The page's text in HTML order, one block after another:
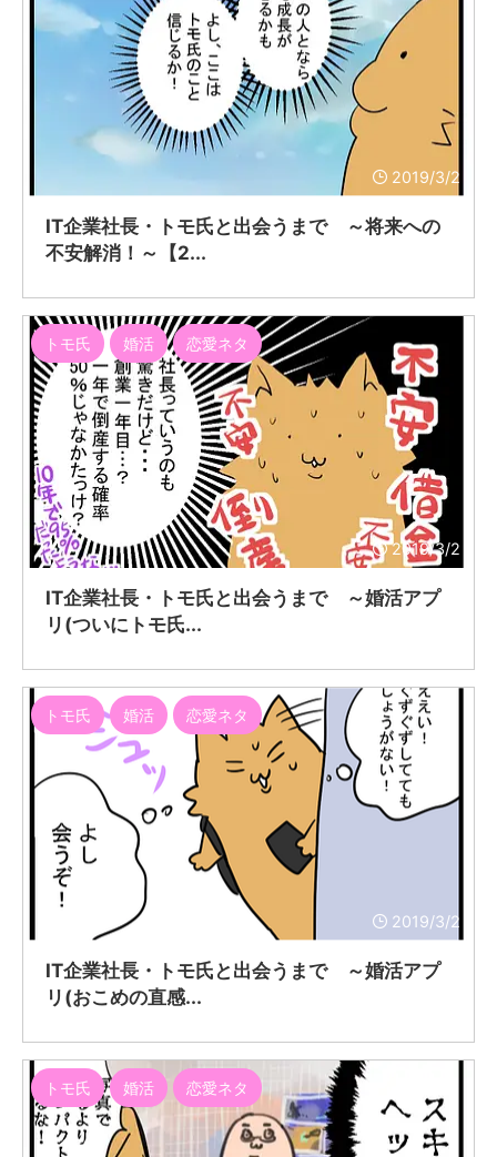
2019/3/2
IT企業社長・トモ氏と出会うまで ～将来への
不安解消！～【2...
2019/3/2
トモ氏 婚活 恋愛ネタ
IT企業社長・トモ氏と出会うまで ～婚活アプ
リ(ついにトモ氏...
2019/3/2
トモ氏 婚活 恋愛ネタ
IT企業社長・トモ氏と出会うまで ～婚活アプ
リ(おこめの直感...
トモ氏 婚活 恋愛ネタ